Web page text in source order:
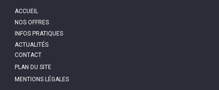
MAIN
ACCUEIL
NOS OFFRES
INFOS PRATIQUES
ACTUALITÉS
PIED
DE
PAGE
CONTACT
PLAN DU SITE
MENTIONS LÉGALES